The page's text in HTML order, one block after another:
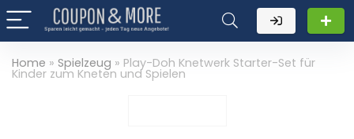
Home » Spielzeug » Play-Doh Knetwerk Starter-Set für
Kinder zum Kneten und Spielen